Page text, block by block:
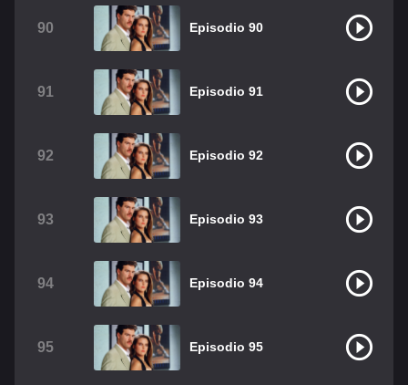
90 Episodio 90
91 Episodio 91
92 Episodio 92
93 Episodio 93
94 Episodio 94
95 Episodio 95